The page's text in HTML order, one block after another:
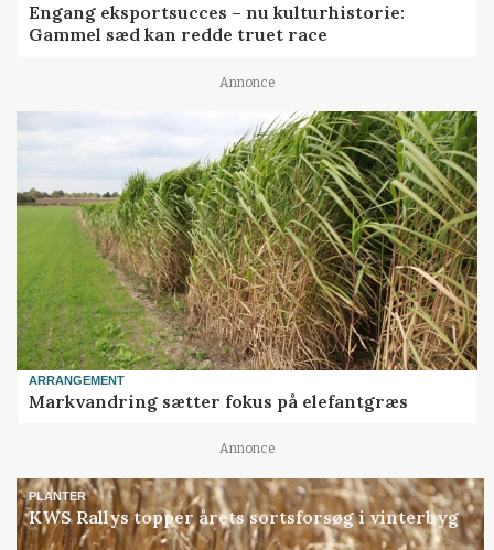
Engang eksportsucces – nu kulturhistorie:
Gammel sæd kan redde truet race
Annonce
ARRANGEMENT
Markvandring sætter fokus på elefantgræs
Annonce
PLANTER
KWS Rallys topper årets sortsforsøg i vinterbyg